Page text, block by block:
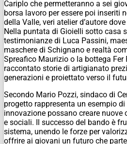
Cariplo che permetteranno a sei
borsa lavoro per essere poi inseriti
della Valle, veri atelier d’autore
Nella puntata di Gioielli sotto casa
testimonianze di Luca Passini,
maschere di Schignano e realtà
Spreafico Maurizio o la bottega Fer
raccontato storie di artigianato
generazioni e proiettato verso il
Secondo Mario Pozzi, sindaco di
progetto rappresenta un esempio
innovazione possano creare
e sociali. Il successo del bando è
sistema, unendo le forze per
offrire ai giovani un futuro che